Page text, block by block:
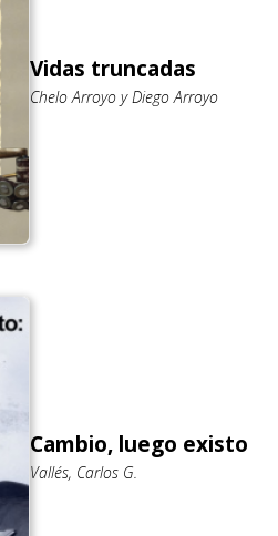
Vidas truncadas
Chelo Arroyo y Diego Arroyo
Cambio, luego existo
Vallés, Carlos G.